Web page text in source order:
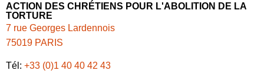
ACTION DES CHRÉTIENS POUR L'ABOLITION DE LA
TORTURE
7 rue Georges Lardennois
75019 PARIS
Tél: +33 (0)1 40 40 42 43